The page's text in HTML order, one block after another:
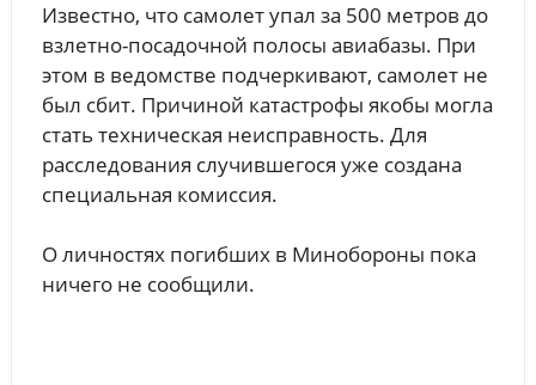
Известно, что самолет упал за 500 метров до
взлетно-посадочной полосы авиабазы. При
этом в ведомстве подчеркивают, самолет не
был сбит. Причиной катастрофы якобы могла
стать техническая неисправность. Для
расследования случившегося уже создана
специальная комиссия.
О личностях погибших в Минобороны пока
ничего не сообщили.